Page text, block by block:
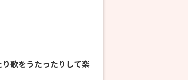
歌をうたったりして楽